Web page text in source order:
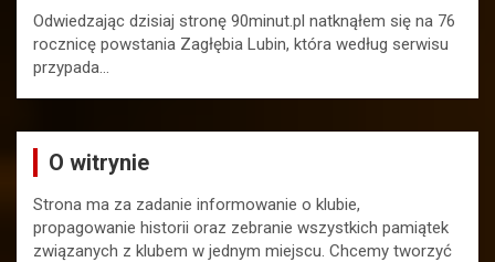
Odwiedzając dzisiaj stronę 90minut.pl natknąłem się na 76
rocznicę powstania Zagłębia Lubin, która według serwisu
przypada…
O witrynie
Strona ma za zadanie informowanie o klubie,
propagowanie historii oraz zebranie wszystkich pamiątek
związanych z klubem w jednym miejscu. Chcemy tworzyć